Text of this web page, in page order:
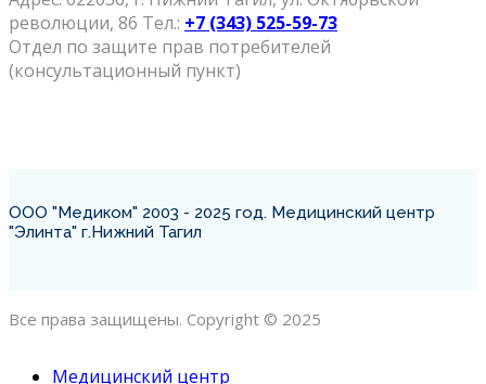
революции, 86 Тел.: +7 (343) 525-59-73
Отдел по защите прав потребителей
(консультационный пункт)
ООО "Медиком" 2003 - 2025 год. Медицинский центр
"Элинта" г.Нижний Тагил
Все права защищены. Copyright © 2025
Медицинский центр